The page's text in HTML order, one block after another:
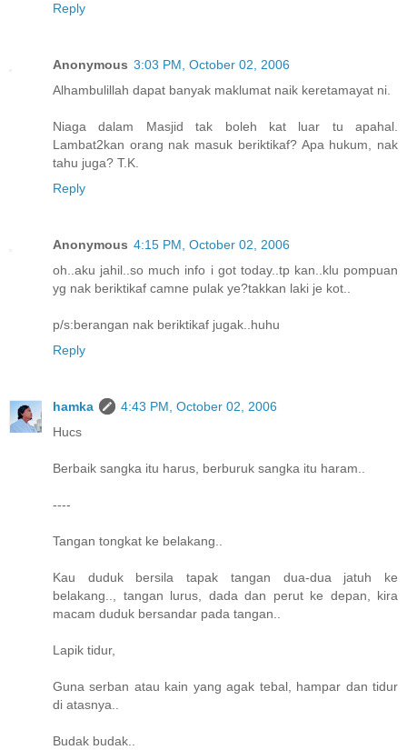
Reply
Anonymous 3:03 PM, October 02, 2006
Alhambulillah dapat banyak maklumat naik keretamayat ni.
Niaga dalam Masjid tak boleh kat luar tu apahal.
Lambat2kan orang nak masuk beriktikaf? Apa hukum, nak
tahu juga? T.K.
Reply
Anonymous 4:15 PM, October 02, 2006
oh..aku jahil..so much info i got today..tp kan..klu pompuan
yg nak beriktikaf camne pulak ye?takkan laki je kot..
p/s:berangan nak beriktikaf jugak..huhu
Reply
hamka
4:43 PM, October 02, 2006
Hucs
Berbaik sangka itu harus, berburuk sangka itu haram..
----
Tangan tongkat ke belakang..
Kau duduk bersila tapak tangan dua-dua jatuh ke
belakang.., tangan lurus, dada dan perut ke depan, kira
macam duduk bersandar pada tangan..
Lapik tidur,
Guna serban atau kain yang agak tebal, hampar dan tidur
di atasnya..
Budak budak..